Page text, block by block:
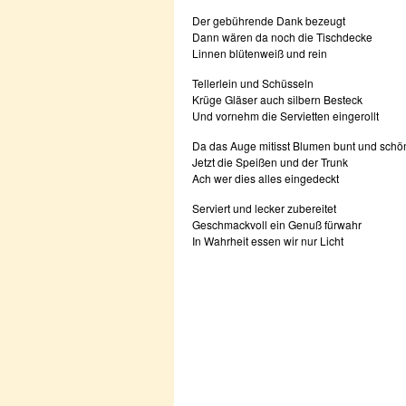
Der gebührende Dank bezeugt
Dann wären da noch die Tischdecke
Linnen blütenweiß und rein
Tellerlein und Schüsseln
Krüge Gläser auch silbern Besteck
Und vornehm die Servietten eingerollt
Da das Auge mitisst Blumen bunt und
Jetzt die Speißen und der Trunk
Ach wer dies alles eingedeckt
Serviert und lecker zubereitet
Geschmackvoll ein Genuß fürwahr
In Wahrheit essen wir nur Licht